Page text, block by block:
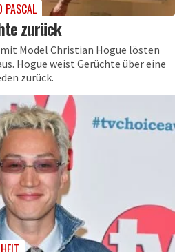
PASCAL
zurück
Model Christian Hogue lösten
Hogue weist Gerüchte über eine
zurück.